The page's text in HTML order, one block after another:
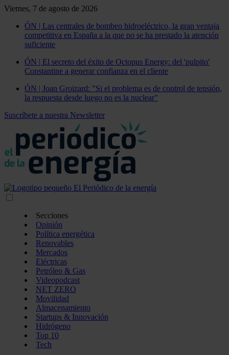
Viernes, 7 de agosto de 2026
ÓN | Las centrales de bombeo hidroeléctrico, la gran ventaja
competitiva en España a la que no se ha prestado la atención
suficiente
ÓN | El secreto del éxito de Octopus Energy: del 'pulpito'
Constantine a generar confianza en el cliente
ÓN | Joan Groizard: "Si el problema es de control de tensión,
la respuesta desde luego no es la nuclear"
Suscríbete a nuestra Newsletter
Secciones
Opinión
Política energética
Renovables
Mercados
Eléctricas
Petróleo & Gas
Videopodcast
NET ZERO
Movilidad
Almacenamiento
Startups & Innovación
Hidrógeno
Top 10
Tech